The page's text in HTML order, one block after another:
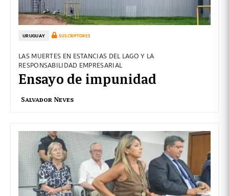
URUGUAY SUSCRIPTORES
LAS MUERTES EN ESTANCIAS DEL LAGO Y LA
RESPONSABILIDAD EMPRESARIAL
Ensayo de impunidad
Salvador Neves